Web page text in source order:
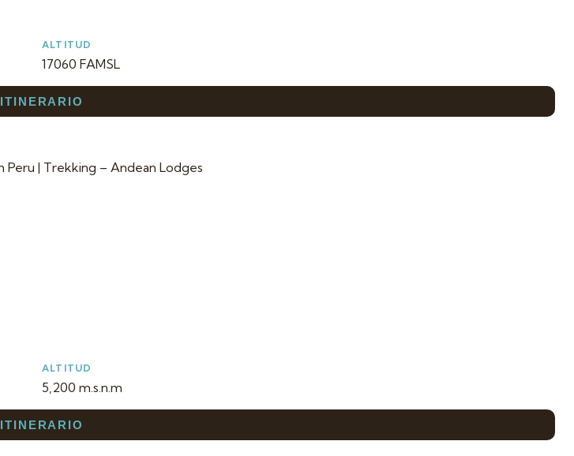
ALTITUD
17060 FAMSL
ITINERARIO
ALTITUD
5,200 m.s.n.m
ITINERARIO